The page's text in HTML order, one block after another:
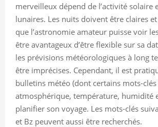
merveilleux dépend de l’activité solaire
lunaires. Les nuits doivent être claires
que l’astronomie amateur puisse voir
être avantageux d’être flexible sur sa
les prévisions météorologiques à long
être imprécises. Cependant, il est
bulletins météo (dont certains mots-
atmosphérique, température, humidité
planifier son voyage. Les mots-clés
et Bz peuvent aussi être recherchés.